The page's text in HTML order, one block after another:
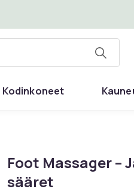
Kodinkoneet
Foot Massager –
sääret